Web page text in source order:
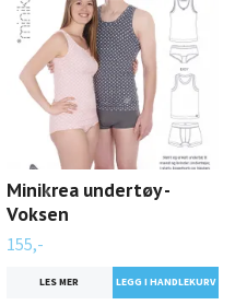
Minikrea undertøy -
Voksen
155,-
LES MER